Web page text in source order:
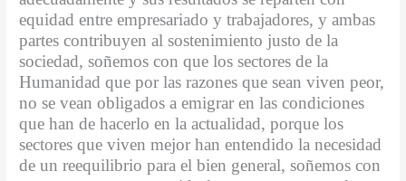
equidad entre empresariado y trabajadores, y ambas
partes contribuyen al sostenimiento justo de la
sociedad, soñemos con que los sectores de la
Humanidad que por las razones que sean viven peor,
no se vean obligados a emigrar en las condiciones
que han de hacerlo en la actualidad, porque los
sectores que viven mejor han entendido la necesidad
de un reequilibrio para el bien general, soñemos con